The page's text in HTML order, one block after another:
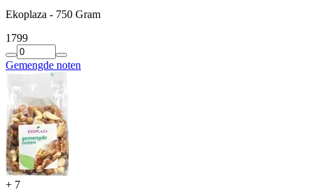
Ekoplaza - 750 Gram
1799
Gemengde noten
+ 7